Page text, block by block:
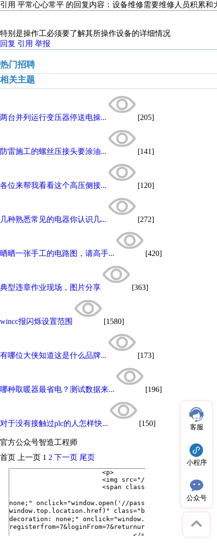
引用 平常心心常平 的回复内容：设备维修需要维修人员积累和
特别是操作工必须要了解其所操作设备的详细情况
回复 引用 举报
热门招聘
相关主题
两台并列运行变压器停送电操... [205]
防雷施工的螺丝压接头要涂油... [141]
各位来帮我看看这个高压侧接... [120]
几种熟悉常见的电器你认识几... [272]
晒晒一张手工的电路图，请高手... [420]
典型违章作业现场，图片分享 [363]
wincc报闪烁设置范围 [1580]
有哪位大侠知道这是什么品牌... [173]
哪种取暖器最省电？测试数据来... [196]
对于没有接触过plc的人怎样快... [150]
官方公众号智造工程师
客服
小程序
公众号
首页 上一页 1 2 下一页 尾页